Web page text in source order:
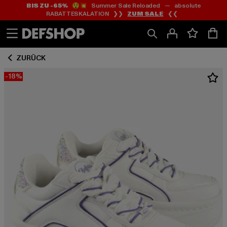
Zum
Inhalt
springen
Zum
Fußzeile
springen
BIS ZU -65%😲💥 Summer Sale Reloaded — absolute
RABATTESKALATION ❯❯ ZUM SALE ❮❮
ZURÜCK
-18%